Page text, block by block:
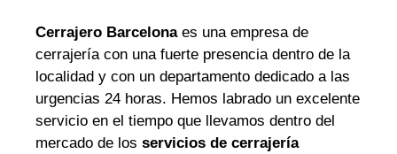
Cerrajero Barcelonaes una empresa de
cerrajería con una fuerte presencia dentro de la
localidad y con un departamento dedicado a las
urgencias 24 horas. Hemos labrado un excelente
servicio en el tiempo que llevamos dentro del
mercado de los servicios de cerrajería